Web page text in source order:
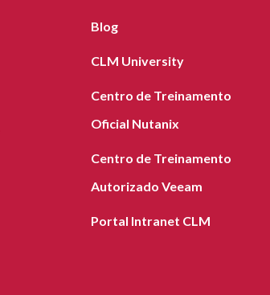
Blog
CLM University
Centro de Treinamento
Oficial Nutanix
Centro de Treinamento
Autorizado Veeam
Portal Intranet CLM